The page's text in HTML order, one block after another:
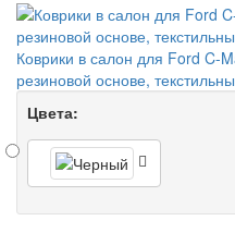
Коврики в салон для Ford C-
резиновой основе,
Цвета: